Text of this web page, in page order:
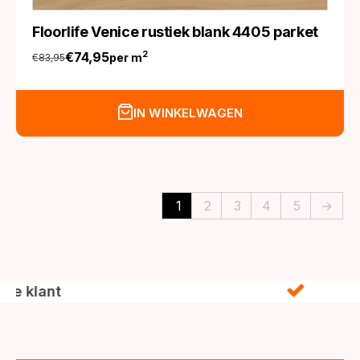
Floorlife Venice rustiek blank 4405 parket
€83,95
Oorspronkelijke
prijs
€74,95
Huidige
prijs
per m2
IN WINKELWAGEN
1 2 3 4 5 →